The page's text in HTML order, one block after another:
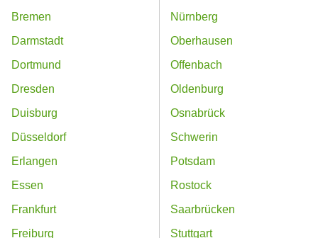
Bremen
Darmstadt
Dortmund
Dresden
Duisburg
Düsseldorf
Erlangen
Essen
Frankfurt
Freiburg
Nürnberg
Oberhausen
Offenbach
Oldenburg
Osnabrück
Schwerin
Potsdam
Rostock
Saarbrücken
Stuttgart